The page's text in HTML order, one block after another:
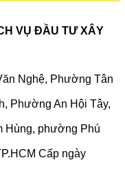
VỤ ĐẦU TƯ XÂY
Nghệ, Phường Tân
Phường An Hội Tây,
Hùng, phường Phú
Cấp ngày